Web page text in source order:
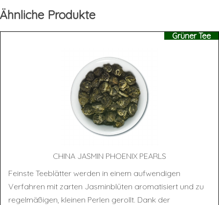
Ähnliche Produkte
Grüner Tee
CHI­NA JAS­MIN PHOE­NIX PEARLS
Feinste Teeblätter werden in einem aufwendigen
Verfahren mit zarten Jasminblüten aromatisiert und zu
regelmäßigen, kleinen Perlen gerollt. Dank der